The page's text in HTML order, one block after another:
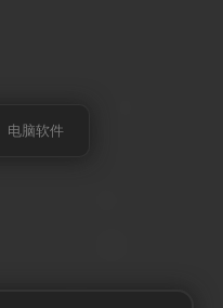
电脑软件